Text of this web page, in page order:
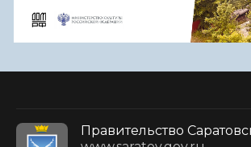
Правительство